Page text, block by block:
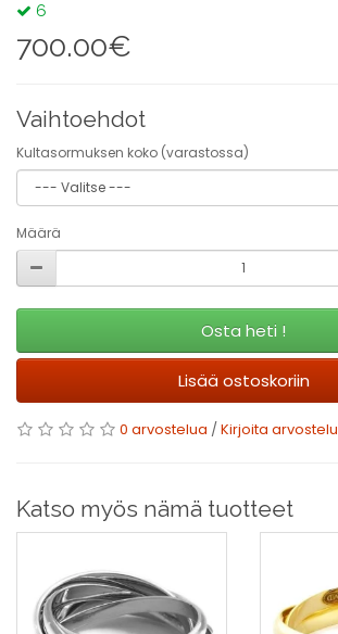
6
700.00€
Vaihtoehdot
Kultasormuksen koko (varastossa)
Määrä
Osta heti !
Lisää ostoskoriin
0 arvostelua /Kirjoita arvostelu
Katso myös nämä tuotteet